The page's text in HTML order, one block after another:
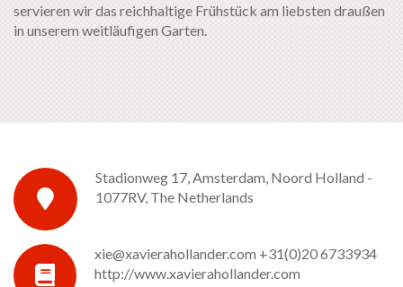
servieren wir das reichhaltige Frühstück am liebsten draußen
in unserem weitläufigen Garten.
Stadionweg 17, Amsterdam, Noord Holland -
1077RV, The Netherlands
xie@xavierahollander.com +31(0)20 6733934
http://www.xavierahollander.com